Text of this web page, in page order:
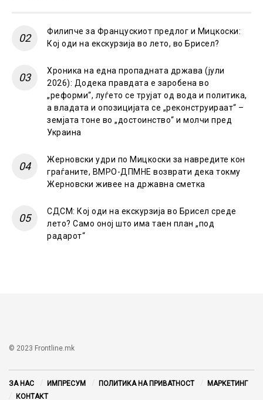
Филипче за Францускиот предлог и Мицкоски:
Кој оди на екскурзија во лето, во Брисел?
Хроника на една пропадната држава (јули
2026): Додека правдата е заробена во
„реформи“, луѓето се трујат од вода и политика,
а владата и опозицијата се „реконструираат“ –
земјата тоне во „достоинство“ и молчи пред
Украина
Жерновски удри по Мицкоски за навредите кон
граѓаните, ВМРО-ДПМНЕ возврати дека токму
Жерновски живее на државна сметка
СДСМ: Кој оди на екскурзија во Брисел среде
лето? Само оној што има таен план „под
радарот“
© 2023 Frontline.mk
ЗА НАС ИМПРЕСУМ ПОЛИТИКА НА ПРИВАТНОСТ
МАРКЕТИНГ
КОНТАКТ